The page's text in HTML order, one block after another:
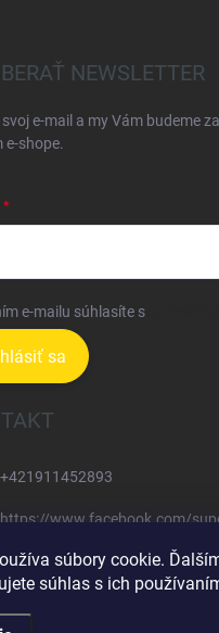
súbory cookie.
súhlas s ich
NEWSLETTER
e-mail a my Vám budeme
e-shope.
e-mailu súhlasíte s
sa
+421911452893
https://www.facebook.com/
supermonterky/